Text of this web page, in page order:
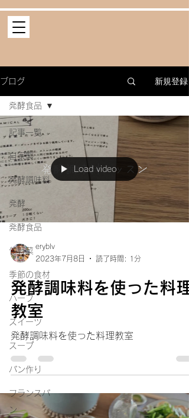
ブログ 新規登録
記事一覧
自家製
発酵調味料
発酵
発酵食品
旬野菜
季節の食材
ハーブ
スイーツ
スープ
パン作り
フランスパ
ン
発酵食品
Load video
eryblv
2023年7月8日
読了時間: 1分
発酵調味料を使った料理
教室
発酵調味料を使った料理教室